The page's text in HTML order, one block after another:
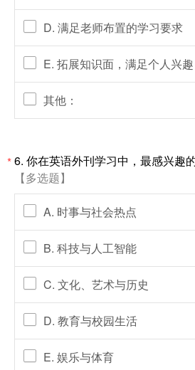
D. 满足老师布置的学习要求
E. 拓展知识面，满足个人兴趣
其他：
*6. 你在英语外刊学习中，最感兴趣
【多选题】
A. 时事与社会热点
B. 科技与人工智能
C. 文化、艺术与历史
D. 教育与校园生活
E. 娱乐与体育